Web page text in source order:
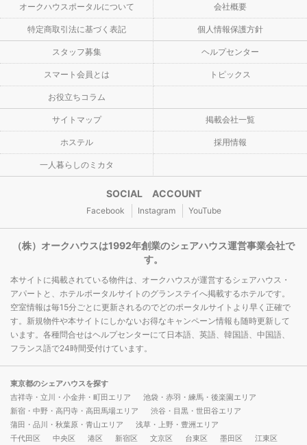
オークハウスポータルについて 会社概要
特定商取引法に基づく表記 個人情報保護方針
スタッフ募集 ヘルプセンター
スマート会員とは トピックス
お役立ちコラム
サイトマップ 掲載会社一覧
ホステル 採用情報
一人暮らしのミカタ
SOCIAL ACCOUNT
Facebook Instagram YouTube
（株）オークハウスは1992年創業のシェアハウス運営事業会社で
す。
本サイトに掲載されている物件は、オークハウスが運営するシェアハウス・
アパートと、ホテルポータルサイトのグランステイへ掲載するホテルです。
空室情報は毎15分ごとに更新されるのでどのポータルサイトより早く正確で
す。新規物件や本サイトにしかないお得なキャンペーン情報も随時更新して
います。各種問合せはヘルプセンターにて日本語、英語、韓国語、中国語、
フランス語で24時間受付けています。
東京都のシェアハウスを探す
吉祥寺・立川・小金井・町田エリア
池袋・赤羽・練馬・後楽園エリア
新宿・中野・高円寺・高田馬場エリア
渋谷・目黒・世田谷エリア
蒲田・品川・秋葉原・青山エリア
浅草・上野・豊洲エリア
千代田区
中央区 港区 新宿区 文京区 台東区 墨田区
江東区